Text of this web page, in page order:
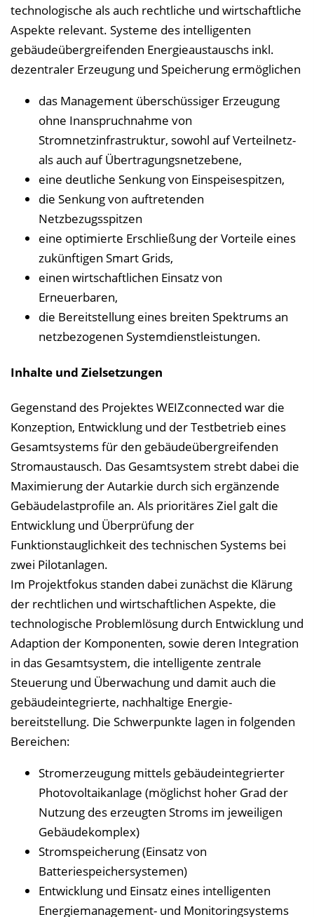
technologische als auch rechtliche und wirtschaftliche
Aspekte relevant. Systeme des intelligenten
gebäudeübergreifenden Energieaustauschs inkl.
dezentraler Erzeugung und Speicherung ermöglichen
das Management überschüssiger Erzeugung
ohne Inanspruchnahme von
Stromnetzinfrastruktur, sowohl auf Verteilnetz-
als auch auf Übertragungsnetzebene,
eine deutliche Senkung von Einspeisespitzen,
die Senkung von auftretenden
Netzbezugsspitzen
eine optimierte Erschließung der Vorteile eines
zukünftigen Smart Grids,
einen wirtschaftlichen Einsatz von
Erneuerbaren,
die Bereitstellung eines breiten Spektrums an
netzbezogenen Systemdienstleistungen.
Inhalte und Zielsetzungen
Gegenstand des Projektes WEIZconnected war die
Konzeption, Entwicklung und der Testbetrieb eines
Gesamtsystems für den gebäudeübergreifenden
Stromaustausch. Das Gesamtsystem strebt dabei die
Maximierung der Autarkie durch sich ergänzende
Gebäudelastprofile an. Als prioritäres Ziel galt die
Entwicklung und Überprüfung der
Funktionstauglichkeit des technischen Systems bei
zwei Pilotanlagen.
Im Projektfokus standen dabei zunächst die Klärung
der rechtlichen und wirtschaftlichen Aspekte, die
technologische Problemlösung durch Entwicklung und
Adaption der Komponenten, sowie deren Integration
in das Gesamtsystem, die intelligente zentrale
Steuerung und Überwachung und damit auch die
gebäudeintegrierte, nachhaltige Energie-
bereitstellung. Die Schwerpunkte lagen in folgenden
Bereichen:
Stromerzeugung mittels gebäudeintegrierter
Photovoltaikanlage (möglichst hoher Grad der
Nutzung des erzeugten Stroms im jeweiligen
Gebäudekomplex)
Stromspeicherung (Einsatz von
Batteriespeichersystemen)
Entwicklung und Einsatz eines intelligenten
Energiemanagement- und Monitoringsystems